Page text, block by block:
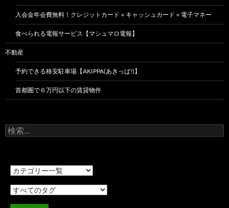
入会金年会費無料！クレジットカード＋キャッシュカード＋電子マネー
食べられる電報サービス【マシュマロ電報】
不動産
予約できる格安駐車場【AKIPPA(あきっぱ!)】
首都圏で６万円以下の賃貸物件
検
索: